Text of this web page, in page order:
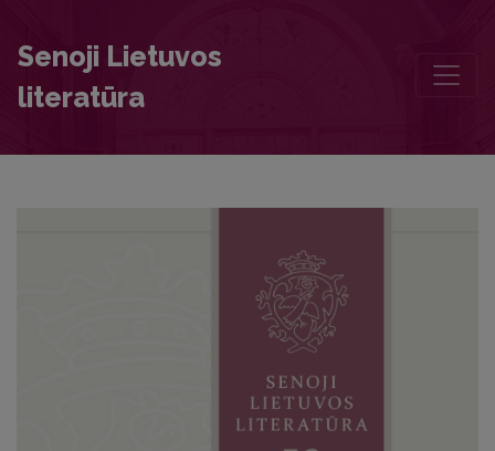
Senoji Lietuvos
literatūra